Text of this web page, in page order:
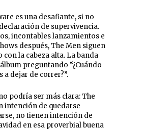
es una desafiante, si no
de supervivencia.
incontables lanzamientos e
después, The Men siguen
con la cabeza alta. La banda
preguntando “¿Cuándo
a dejar de correr?”.
podría ser más clara: The
intención de quedarse
no tienen intención de
en esa proverbial buena